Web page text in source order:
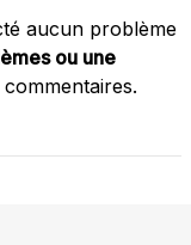
aucun problème
ou une